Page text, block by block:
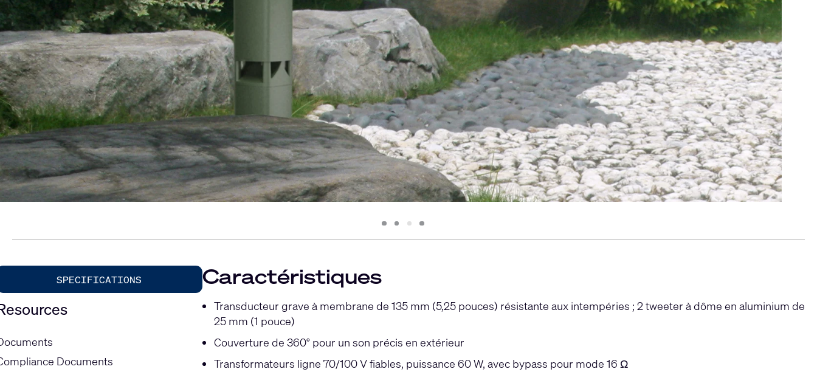
Slide
1 Slide
2 Slide
3 Slide
4
SPECIFICATIONS
Documents
Caractéristiques
Transducteur grave à membrane de 135 mm (5,25 pouces) résistante aux intempéries ; 2 tweeter à dôme en aluminium de
25 mm (1 pouce)
Couverture de 360° pour un son précis en extérieur
Transformateurs ligne 70/100 V fiables, puissance 60 W, avec bypass pour mode 16 Ω